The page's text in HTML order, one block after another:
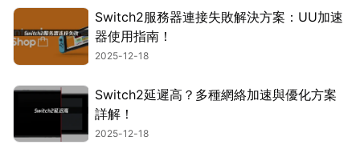
Switch2服務器連接失敗解決方案：UU加速
器使用指南！
2025-12-18
Switch2延遲高？多種網絡加速與優化方案
詳解！
2025-12-18